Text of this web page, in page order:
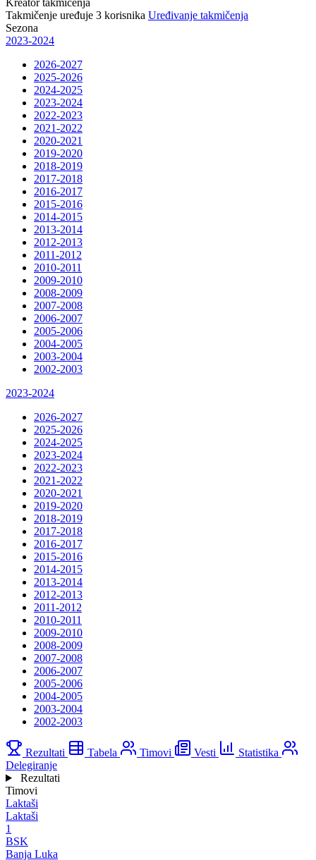
Kreator takmičenja
Takmičenje uređuje 3 korisnika Uređivanje takmičenja
Sezona
2023-2024
2026-2027
2025-2026
2024-2025
2023-2024
2022-2023
2021-2022
2020-2021
2019-2020
2018-2019
2017-2018
2016-2017
2015-2016
2014-2015
2013-2014
2012-2013
2011-2012
2010-2011
2009-2010
2008-2009
2007-2008
2006-2007
2005-2006
2004-2005
2003-2004
2002-2003
2023-2024
2026-2027
2025-2026
2024-2025
2023-2024
2022-2023
2021-2022
2020-2021
2019-2020
2018-2019
2017-2018
2016-2017
2015-2016
2014-2015
2013-2014
2012-2013
2011-2012
2010-2011
2009-2010
2008-2009
2007-2008
2006-2007
2005-2006
2004-2005
2003-2004
2002-2003
Rezultati Tabela Timovi Vesti
Statistika
Delegiranje
Rezultati
Timovi
Laktaši
Laktaši
1
BSK
Banja Luka